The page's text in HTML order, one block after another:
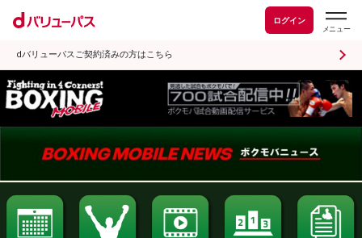
ログイン
dバリューパスご契約済みの方はこちら